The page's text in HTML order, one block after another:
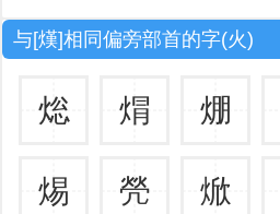
与[熯]相同偏旁部首的字(火)
焧 焨 焩
焬 焭 焮